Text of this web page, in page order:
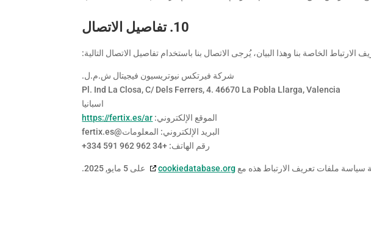
10. تفاصيل الاتصال
الخاصة بنا وهذا البيان، يُرجى الاتصال بنا باستخدام تفاصيل الاتصال التالية:
شركة فيرتكس نيوتريسيون فيجيتال ش.م.ل.
Pl. Ind La Closa, C/ Dels Ferrers, 4. 46670 La Pobla Llarga, Valencia
اسبانيا
الموقع الإلكتروني: https://fertix.es/ar
البريد الإلكتروني: المعلومات@fertix.es
رقم الهاتف: +34 962 962 591 334+
سياسة ملفات تعريف الارتباط هذه مع cookiedatabase.org على 5 مايو, 2025.